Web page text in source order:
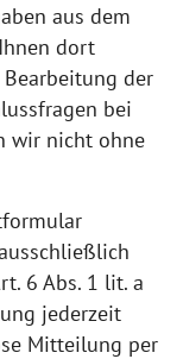
aus dem
dort
der
bei
wir nicht ohne
6 Abs. 1 lit. a
jederzeit
Mitteilung per